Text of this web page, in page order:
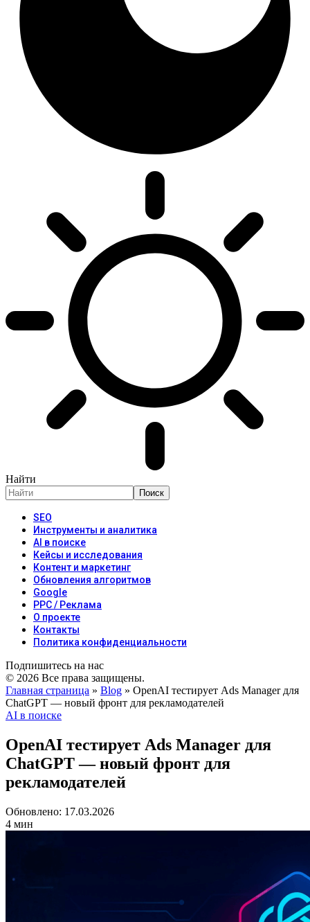
Найти
SEO
Инструменты и аналитика
AI в поиске
Кейсы и исследования
Контент и маркетинг
Обновления алгоритмов
Google
PPC / Реклама
О проекте
Контакты
Политика конфиденциальности
Подпишитесь на нас
© 2026 Все права защищены.
Главная страница » Blog » OpenAI тестирует Ads Manager для
ChatGPT — новый фронт для рекламодателей
AI в поиске
OpenAI тестирует Ads Manager для
ChatGPT — новый фронт для
рекламодателей
Обновлено: 17.03.2026
4 мин